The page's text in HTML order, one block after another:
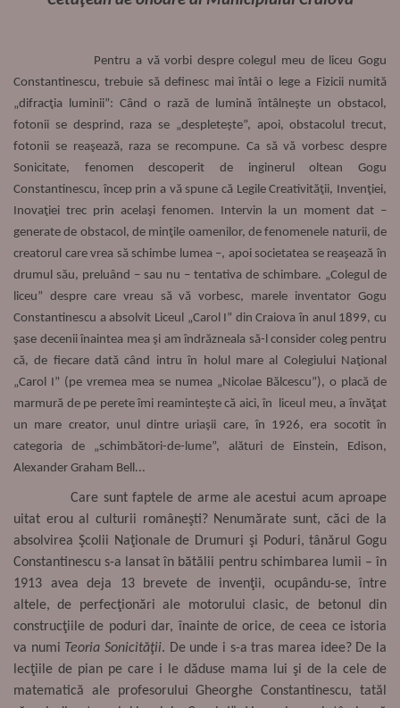
Pentru a vă vorbi despre colegul meu de liceu Gogu
Constantinescu, trebuie să definesc mai întâi o lege a Fizicii numită
„difracţia luminii”: Când o rază de lumină întâlneşte un obstacol,
fotonii se desprind, raza se „despleteşte”, apoi, obstacolul trecut,
fotonii se reaşează, raza se recompune. Ca să vă vorbesc despre
Sonicitate, fenomen descoperit de inginerul oltean Gogu
Constantinescu, încep prin a vă spune că Legile Creativităţii, Invenţiei,
Inovaţiei trec prin acelaşi fenomen. Intervin la un moment dat –
generate de obstacol, de minţile oamenilor, de fenomenele naturii, de
creatorul care vrea să schimbe lumea –, apoi societatea se reaşează în
drumul său, preluând – sau nu – tentativa de schimbare. „Colegul de
liceu” despre care vreau să vă vorbesc, marele inventator Gogu
Constantinescu a absolvit Liceul „Carol I” din Craiova în anul 1899, cu
şase decenii înaintea mea şi am îndrăzneala să-l consider coleg pentru
că, de fiecare dată când intru în holul mare al Colegiului Naţional
„Carol I” (pe vremea mea se numea „Nicolae Bălcescu”), o placă de
marmură de pe perete îmi reaminteşte că aici, în liceul meu, a învăţat
un mare creator, unul dintre uriaşii care, în 1926, era socotit în
categoria de „schimbători-de-lume”, alături de Einstein, Edison,
Alexander Graham Bell...
Care sunt faptele de arme ale acestui acum aproape
uitat erou al culturii româneşti? Nenumărate sunt, căci de la
absolvirea Şcolii Naţionale de Drumuri şi Poduri, tânărul Gogu
Constantinescu s-a lansat în bătălii pentru schimbarea lumii – în
1913 avea deja 13 brevete de invenţii, ocupându-se, între
altele, de perfecţionări ale motorului clasic, de betonul din
construcţiile de poduri dar, înainte de orice, de ceea ce istoria
va numi Teoria Sonicităţii. De unde i s-a tras marea idee? De la
lecţiile de pian pe care i le dăduse mama lui şi de la cele de
matematică ale profesorului Gheorghe Constantinescu, tatăl